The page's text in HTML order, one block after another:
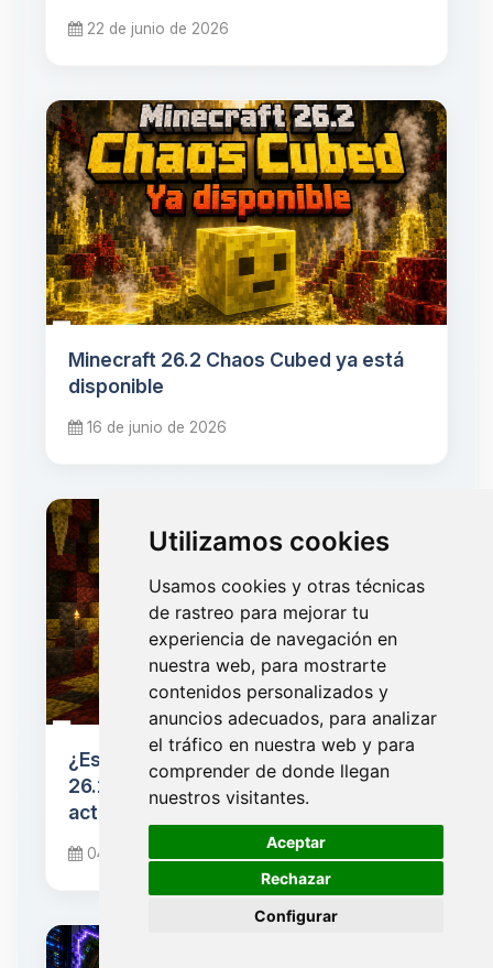
Utilizamos cookies
Usamos cookies y otras técnicas
de rastreo para mejorar tu
experiencia de navegación en
nuestra web, para mostrarte
contenidos personalizados y
anuncios adecuados, para analizar
el tráfico en nuestra web y para
comprender de donde llegan
nuestros visitantes.
Aceptar
Rechazar
Configurar
22 de junio de 2026
Minecraft 26.2 Chaos Cubed ya está
disponible
16 de junio de 2026
¿Está listo tu servidor para Minecraft
26.2 "Chaos Cubed"? Checklist de
actualización
04 de junio de 2026 🍪